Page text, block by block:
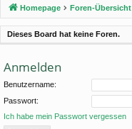
Homepage Foren-Übersicht
Dieses Board hat keine Foren.
Anmelden
Benutzername:
Passwort:
Ich habe mein Passwort vergessen